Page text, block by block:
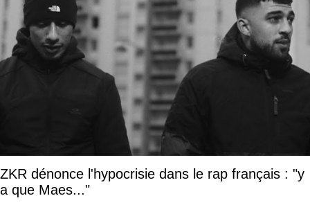
ZKR dénonce l'hypocrisie dans le rap français : "y
a que Maes..."